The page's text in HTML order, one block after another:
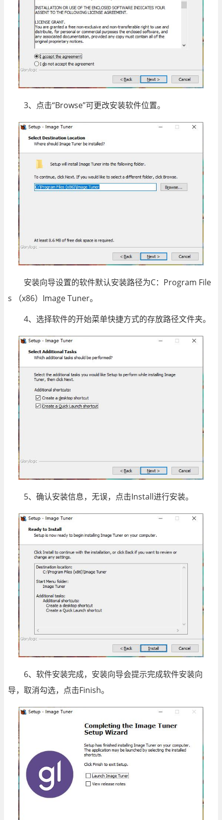
3、点击“Browse”可更改安装软件位置。
安装向导设置的软件默认安装路径为C：Program File
s （x86）Image Tuner。
4、选择软件的开始菜单快捷方式的存放路径文件夹。
5、确认安装信息，无误，点击Install进行安装。
6、软件安装完成，安装向导会提示完成软件安装向
导，取消勾选，点击Finish。